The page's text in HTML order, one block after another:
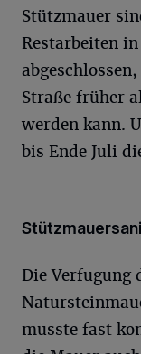
Stützmauer
Restarbeiten
Straße früher
werden kann.
bis Ende Juli
Die Verfugung
musste fast